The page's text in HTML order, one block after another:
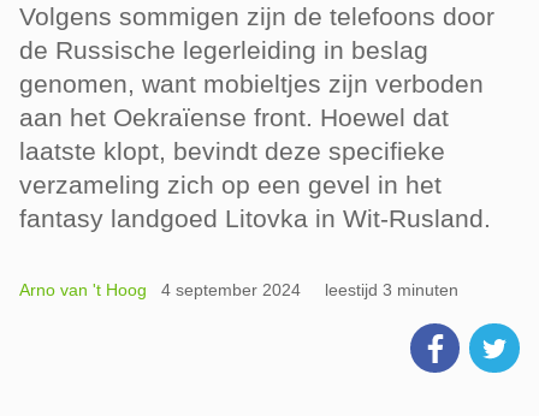
Volgens sommigen zijn de telefoons door
de Russische legerleiding in beslag
genomen, want mobieltjes zijn verboden
aan het Oekraïense front. Hoewel dat
laatste klopt, bevindt deze specifieke
verzameling zich op een gevel in het
fantasy landgoed Litovka in Wit-Rusland.
Arno van 't Hoog 4 september 2024 leestijd 3 minuten